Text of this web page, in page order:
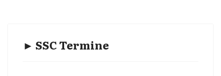
► SSC Termine